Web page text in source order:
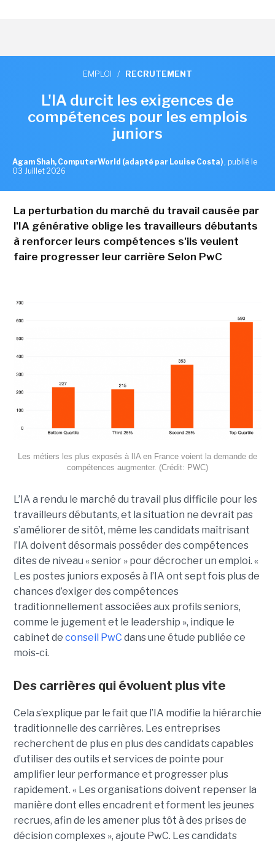
EMPLOI / RECRUTEMENT
L'IA durcit les exigences de
compétences pour les emplois
juniors
Agam Shah, ComputerWorld (adapté par Louise Costa) , publié le
03 Juillet 2026
La perturbation du marché du travail causée par
l'IA générative oblige les travailleurs débutants
à renforcer leurs compétences s'ils veulent
faire progresser leur carrière Selon PwC
Les métiers les plus exposés à lIA en France voient la demande de
compétences augmenter. (Crédit: PWC)
L’IA a rendu le marché du travail plus difficile pour les
travailleurs débutants, et la situation ne devrait pas
s’améliorer de sitôt, même les candidats maîtrisant
l’IA doivent désormais posséder des compétences
dites de niveau « senior » pour décrocher un emploi. «
Les postes juniors exposés à l’IA ont sept fois plus de
chances d’exiger des compétences
traditionnellement associées aux profils seniors,
comme le jugement et le leadership », indique le
cabinet de conseil PwC dans une étude publiée ce
mois-ci.
Des carrières qui évoluent plus vite
Cela s’explique par le fait que l’IA modifie la hiérarchie
traditionnelle des carrières. Les entreprises
recherchent de plus en plus des candidats capables
d’utiliser des outils et services de pointe pour
amplifier leur performance et progresser plus
rapidement. « Les organisations doivent repenser la
manière dont elles encadrent et forment les jeunes
recrues, afin de les amener plus tôt à des prises de
décision complexes », ajoute PwC. Les candidats